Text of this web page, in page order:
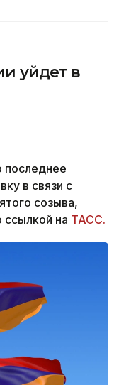
уйдет в
последнее
в связи с
созыва,
ссылкой на ТАСС.